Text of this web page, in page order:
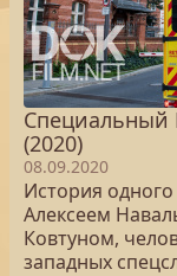
Специальный
(2020)
08.09.2020
История
Алексеем
Ковтуном,
западных